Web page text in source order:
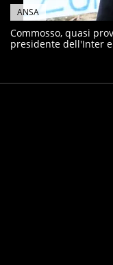
ANSA
Commosso, quasi
presidente dell'Inter